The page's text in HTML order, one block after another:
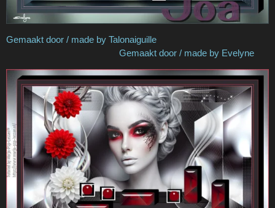
Gemaakt door / made by Talonaiguille
Gemaakt door / made by Evelyne